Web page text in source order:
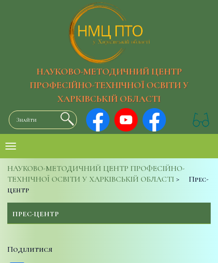
НАУКОВО-МЕТОДИЧНИЙ ЦЕНТР
ПРОФЕСІЙНО-ТЕХНІЧНОЇ ОСВІТИ У
ХАРКІВСЬКІЙ ОБЛАСТІ
НАУКОВО-МЕТОДИЧНИЙ ЦЕНТР ПРОФЕСІЙНО-
ТЕХНІЧНОЇ ОСВІТИ У ХАРКІВСЬКІЙ ОБЛАСТІ >
Прес-
центр
ПРЕС-ЦЕНТР
Поділитися